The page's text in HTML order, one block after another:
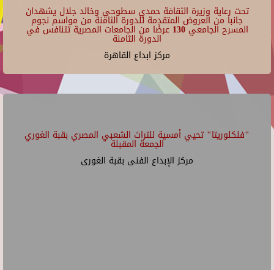
تحت رعاية وزيرة الثقافة حمدي سطوحي وخالد جلال يشهدان
جانبا من العروض المتقدمة للدورة الثامنة من مواسم نجوم
المسرح الجامعي 130 عرضًا من الجامعات المصرية تتنافس في
الدورة الثامنة
مركز ابداع القاهرة
"فلكلوريتا" تحيي أمسية للتراث الشعبي المصري بقبة الغوري
الجمعة المقبلة
مركز الإبداع الفنى بقبة الغورى